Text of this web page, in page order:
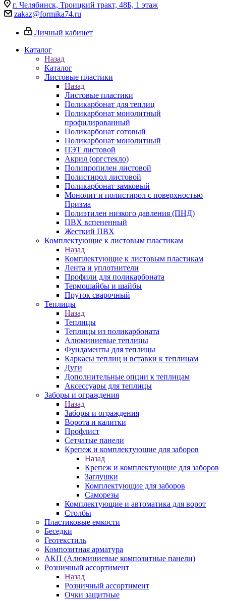
г. Челябинск, Троицкий тракт, 48Б, 1 этаж
zakaz@formika74.ru
Личный кабинет
Каталог
Назад
Каталог
Листовые пластики
Назад
Листовые пластики
Поликарбонат для теплиц
Поликарбонат монолитный
профилированный
Поликарбонат сотовый
Поликарбонат монолитный
ПЭТ листовой
Акрил (оргстекло)
Полипропилен листовой
Полистирол листовой
Поликарбонат замковый
Монолит и полистирол с поверхностью
Призма
Полиэтилен низкого давления (ПНД)
ПВХ вспененный
Жесткий ПВХ
Комплектующие к листовым пластикам
Назад
Комплектующие к листовым пластикам
Лента и уплотнители
Профили для поликарбоната
Термошайбы и шайбы
Пруток сварочный
Теплицы
Назад
Теплицы
Теплицы из поликарбоната
Алюминиевые теплицы
Фундаменты для теплицы
Каркасы теплиц и вставки к теплицам
Дуги
Дополнительные опции к теплицам
Аксессуары для теплицы
Заборы и ограждения
Назад
Заборы и ограждения
Ворота и калитки
Профлист
Сетчатые панели
Крепеж и комплектующие для заборов
Назад
Крепеж и комплектующие для заборов
Заглушки
Комплектующие для заборов
Саморезы
Комплектующие и автоматика для ворот
Столбы
Пластиковые емкости
Беседки
Геотекстиль
Композитная арматура
АКП (Алюминиевые композитные панели)
Розничный ассортимент
Назад
Розничный ассортимент
Очки защитные